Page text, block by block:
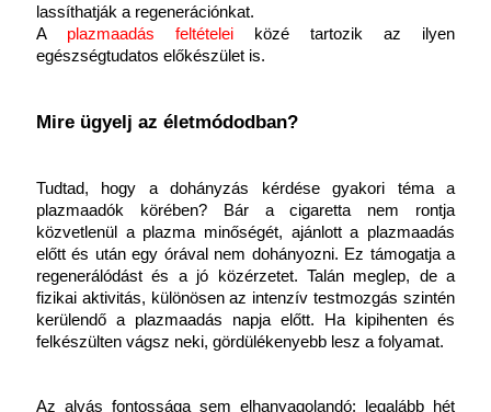
lassíthatják a regenerációnkat.
A plazmaadás feltételei
közé tartozik az ilyen
egészségtudatos előkészület is.
Mire ügyelj az életmódodban?
Tudtad, hogy a dohányzás kérdése gyakori téma a
plazmaadók körében? Bár a cigaretta nem rontja
közvetlenül a plazma minőségét, ajánlott a plazmaadás
előtt és után egy órával nem dohányozni. Ez támogatja a
regenerálódást és a jó közérzetet. Talán meglep, de a
fizikai aktivitás, különösen az intenzív testmozgás szintén
kerülendő a plazmaadás napja előtt. Ha kipihenten és
felkészülten vágsz neki, gördülékenyebb lesz a folyamat.
Az alvás fontossága sem elhanyagolandó: legalább hét